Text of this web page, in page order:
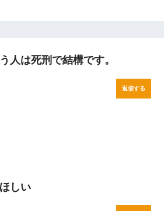
人は死刑で結構です。
返信する
しい